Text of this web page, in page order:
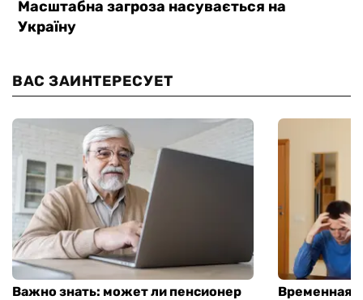
ВАС ЗАИНТЕРЕСУЕТ
Важно знать: может ли пенсионер
Временная